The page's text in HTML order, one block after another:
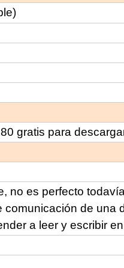
gratis para
no es perfecto
de una
a leer y escribir